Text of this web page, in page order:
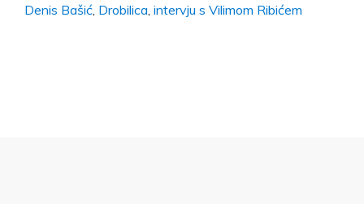
Denis Bašić Drobilica intervju s Vilimom Ribićem